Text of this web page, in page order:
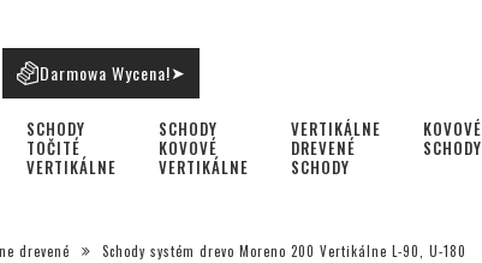
SCHODY
TOČITÉ
VERTIKÁLNE
SCHODY
KOVOVÉ
VERTIKÁLNE
VERTIKÁLNE
DREVENÉ
SCHODY
KOVOVÉ
SCHODY
Darmowa Wycena!➤
drevené Schody systém drevo Moreno 200 Vertikálne L-90, U-180